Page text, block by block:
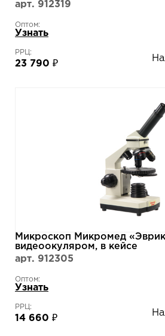
арт. 912319
Оптом:
Узнать
РРЦ:
23 790 ₽
Микроскоп Микромед
видеоокуляром, в кейсе
арт. 912305
Оптом:
Узнать
РРЦ:
14 660 ₽